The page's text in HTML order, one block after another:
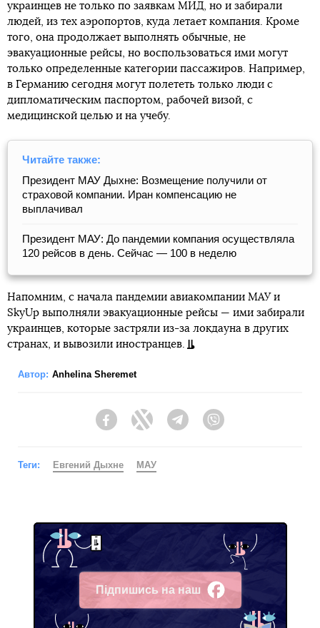
украинцев не только по заявкам МИД, но и забирали
людей, из тех аэропортов, куда летает компания. Кроме
того, она продолжает выполнять обычные, не
эвакуационные рейсы, но воспользоваться ими могут
только определенные категории пассажиров. Например,
в Германию сегодня могут полететь только люди с
дипломатическим паспортом, рабочей визой, с
медицинской целью и на учебу.
Читайте также:
Президент МАУ Дыхне: Возмещение получили от
страховой компании. Иран компенсацию не
выплачивал
Президент МАУ: До пандемии компания осуществляла
120 рейсов в день. Сейчас — 100 в неделю
Напомним, с начала пандемии авиакомпании МАУ и
SkyUp выполняли эвакуационные рейсы — ими забирали
украинцев, которые застряли из-за локдауна в других
странах, и вывозили иностранцев.
Автор: Anhelina Sheremet
FacebookTwitter Telegram
Теги: Евгений Дыхне МАУ
Підпишись на наш
Facebook